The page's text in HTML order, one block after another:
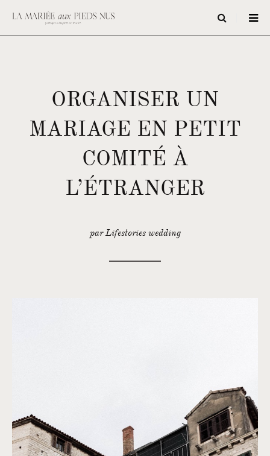
ORGANISER UN
MARIAGE EN PETIT
COMITÉ À
L’ÉTRANGER
par Lifestories wedding